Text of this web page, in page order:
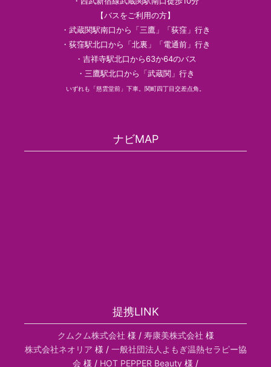
【バスをご利用の方】
・武蔵関駅南口から「三鷹」「荻窪」行き
・荻窪駅北口から「北裏」「電通前」行き
・吉祥寺駅北口から63か64のバス
・三鷹駅北口から「武蔵関」行き
いずれも「慈雲堂前」下車。関町四丁目交差点角。
ナビMAP
提携LINK
クムクム株式会社 様 / 寿康美株式会社 様
株式会社ネオリア 様 / 一般社団法人よもぎ温熱セラピー協
会 様 / HOT PEPPER Beauty 様 /